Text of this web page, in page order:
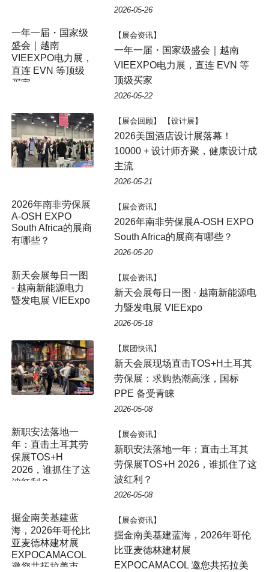
2026-05-26
【展会资讯】
一年一届・国家级盛会｜越南
VIEEXPO电力展，直连 EVN 等
顶级买家
2026-05-22
【展会回顾】 【设计展】
2026美国酒店设计展落幕！
10000 + 设计师齐聚，健康设计成
主流
2026-05-21
【展会资讯】
2026年南非劳保展A-OSH EXPO
South Africa的展商有哪些？
2026-05-20
新天会展每日一图
· 越南新能源电力
暨发电展 VIEExpo
【展会资讯】
新天会展每日一图 · 越南新能源电
力暨发电展 VIEExpo
2026-05-18
【展团快讯】
新天会展现场直击TOS+H土耳其
劳保展：求购热潮高涨，国标
PPE 备受青睐
2026-05-08
新职安法落地一
年：直击土耳其劳
保展TOS+H
2026，谁抓住了这
波红利？
【展会资讯】
新职安法落地一年：直击土耳其
劳保展TOS+H 2026，谁抓住了这
波红利？
2026-05-08
掘金南美基建蓝
海，2026年哥伦比
亚麦德林建材展
EXPOCAMACOL
邀您共拓拉美市
【展会资讯】
掘金南美基建蓝海，2026年哥伦
比亚麦德林建材展
EXPOCAMACOL 邀您共拓拉美